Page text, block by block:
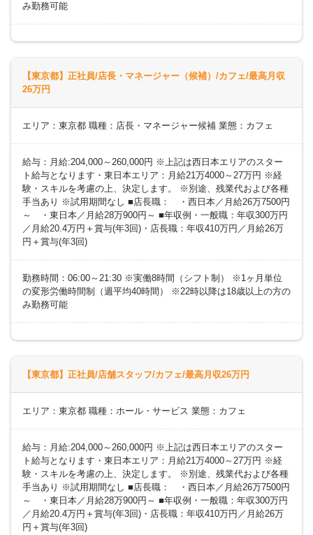
み勤務可能
【東京都】正社員/店長・マネージャー（候補）/カフェ/最高月収
26万円
エリア：東京都 職種：店長・マネージャー候補 業態：カフェ
給与：月給:204,000～260,000円 ※上記は西日本エリアのスター
ト給与となります・東日本エリア：月給21万4000～27万円 ※経
験・スキルを考慮の上、決定します。 ※別途、残業代および各種
手当あり ※試用期間なし ■店長職： ・西日本／月給26万7500円
～ ・東日本／月給28万900円～ ■年収例・一般職：年収300万円
／月給20.4万円＋賞与(年3回)・店長職：年収410万円／月給26万
円＋賞与(年3回)
勤務時間：06:00～21:30 ※実働8時間（シフト制） ※1ヶ月単位
の変形労働時間制（週平均40時間） ※22時以降は18歳以上の方の
み勤務可能
【東京都】正社員/店舗スタッフ/カフェ/最高月収26万円
エリア：東京都 職種：ホール・サービス 業態：カフェ
給与：月給:204,000～260,000円 ※上記は西日本エリアのスター
ト給与となります・東日本エリア：月給21万4000～27万円 ※経
験・スキルを考慮の上、決定します。 ※別途、残業代および各種
手当あり ※試用期間なし ■店長職： ・西日本／月給26万7500円
～ ・東日本／月給28万900円～ ■年収例・一般職：年収300万円
／月給20.4万円＋賞与(年3回)・店長職：年収410万円／月給26万
円＋賞与(年3回)